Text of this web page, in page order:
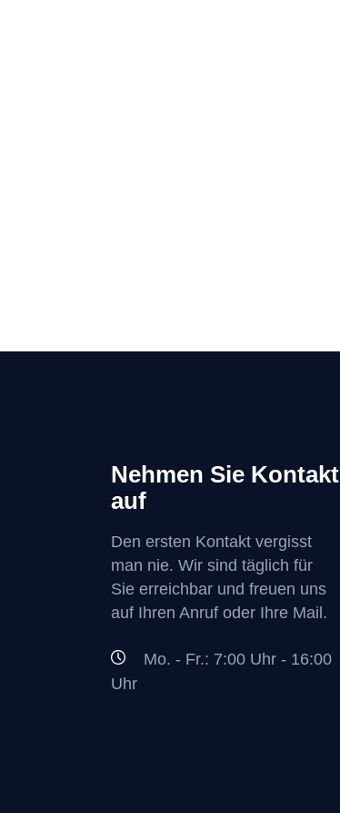
Nehmen Sie Kontakt
auf
Den ersten Kontakt vergisst
man nie. Wir sind täglich für
Sie erreichbar und freuen uns
auf Ihren Anruf oder Ihre Mail.
Mo. - Fr.: 7:00 Uhr - 16:00
Uhr